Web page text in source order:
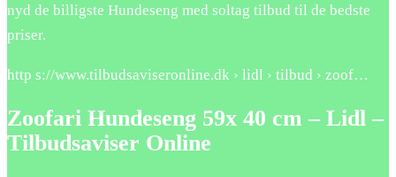
nyd de billigste Hundeseng med soltag tilbud til de bedste
priser.
http s://www.tilbudsaviseronline.dk › lidl › tilbud › zoof…
Zoofari Hundeseng 59x 40 cm – Lidl –
Tilbudsaviser Online